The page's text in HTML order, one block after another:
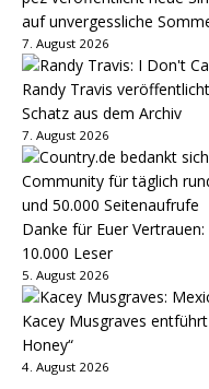
auf unvergessliche
7. August 2026
Randy Travis
Schatz aus dem Archiv
7. August 2026
Danke für Euer
10.000 Leser
5. August 2026
Kacey Musgraves
Honey“
4. August 2026